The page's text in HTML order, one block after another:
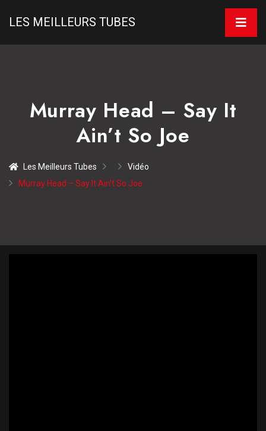
LES MEILLEURS TUBES
Murray Head – Say It
Ain’t So Joe
Les Meilleurs Tubes
Vidéo
Murray Head – Say It Ain’t So Joe